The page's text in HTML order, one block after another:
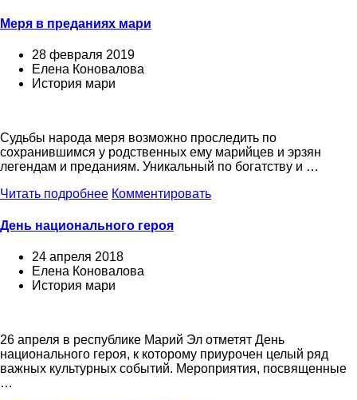
Меря в преданиях мари
28 февраля 2019
Елена Коновалова
История мари
Судьбы народа меря возможно проследить по
сохранившимся у родственных ему марийцев и эрзян
легендам и преданиям. Уникальный по богатству и …
Читать подробнее Комментировать
День национального героя
24 апреля 2018
Елена Коновалова
История мари
26 апреля в республике Марий Эл отметят День
национального героя, к которому приурочен целый ряд
важных культурных событий. Мероприятия, посвященные
…